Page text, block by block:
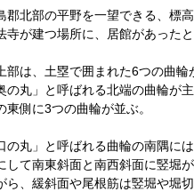
郡北部の平野を一望できる、標
寺が建つ場所に、居館があったと
部は、土塁で囲まれた6つの曲
の丸」と呼ばれる北端の曲輪が
東側に3つの曲輪が並ぶ。
の丸」と呼ばれる曲輪の南隅に
して南東斜面と南西斜面に竪堀
ら、緩斜面や尾根筋は竪堀や堀